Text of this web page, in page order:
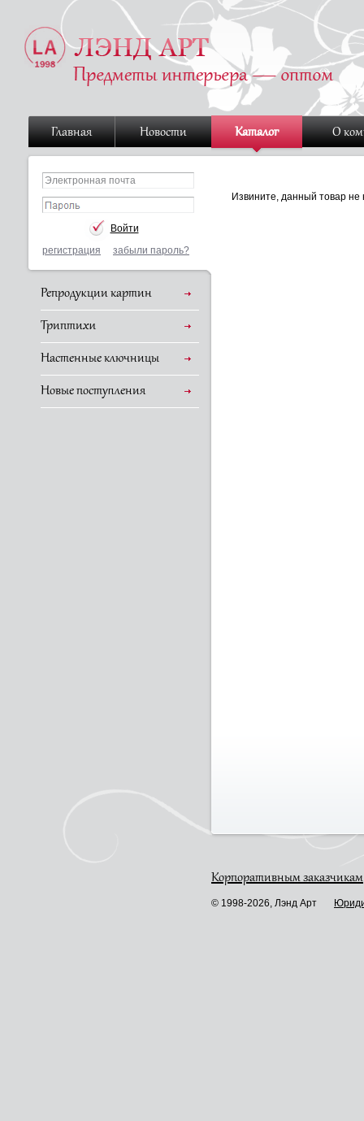
Главная Новости Каталог О
регистрация забыли пароль?
Репродукции картин
Триптихи
Настенные ключницы
Новые поступления
Извините, данный товар не
Корпоративным заказчикам
© 1998-2026, Лэнд Арт